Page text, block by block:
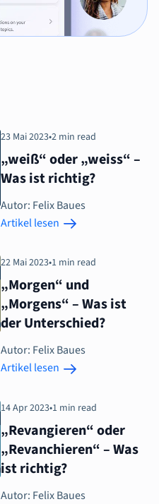
23 Mai 2023•2 min read
„weiß“ oder „weiss“ –
Was ist richtig?
Autor: Felix Baues
Artikel lesen
22 Mai 2023•1 min read
„Morgen“ und
„Morgens“ – Was ist
der Unterschied?
Autor: Felix Baues
Artikel lesen
14 Apr 2023•1 min read
„Revangieren“ oder
„Revanchieren“ – Was
ist richtig?
Autor: Felix Baues